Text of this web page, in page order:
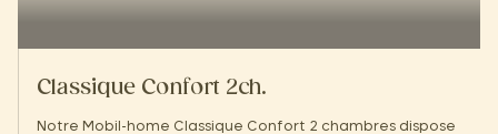
Classique Confort 2ch.
Notre Mobil-home Classique Confort 2 chambres dispose